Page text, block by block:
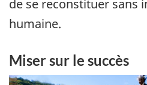
de se reconstituer sans
humaine.
Miser sur le succès